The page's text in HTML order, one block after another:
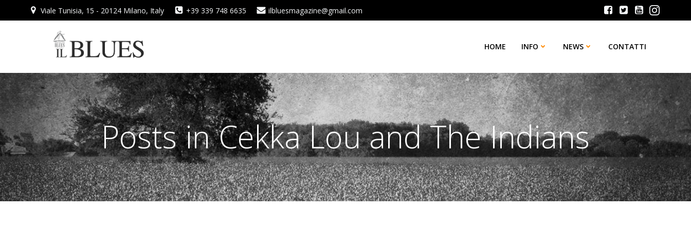
al
Viale Tunisia, 15 - 20124 Milano, Italy +39 339 748 6635 ilbluesmagazine@gmail.com
HOME INFO NEWS CONTATTI
Posts in Cekka Lou and The Indians